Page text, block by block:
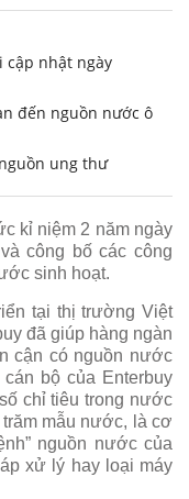
cập nhật ngày
đến nguồn nước ô
ung thư
kỉ niệm 2 năm ngày
công bố các công
sinh hoạt.
tại thị trường Việt
đã giúp hàng ngàn
cận có nguồn nước
bộ của Enterbuy
chỉ tiêu trong nước
mẫu nước, là cơ
nguồn nước của
xử lý hay loại máy